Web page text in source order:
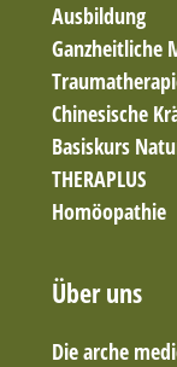
Ausbildung
Ganzheitliche
Chinesische
Basiskurs
THERAPLUS
Homöopathie
Über uns
Die arche